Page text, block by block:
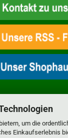
um die
Einkaufserlebnis